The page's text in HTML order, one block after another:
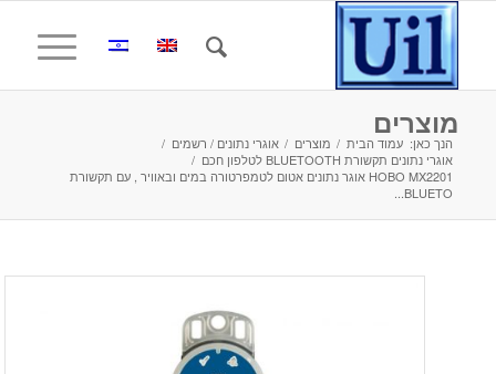
מוצרים
הנך כאן: עמוד הבית / מוצרים / אוגרי נתונים / רשמים /
אוגרי נתונים תקשורת BLUETOOTH לטלפון חכם
/
HOBO MX2201 אוגר נתונים אטום לטמפרטורה במים ובאוויר , עם תקשורת
BLUETO...